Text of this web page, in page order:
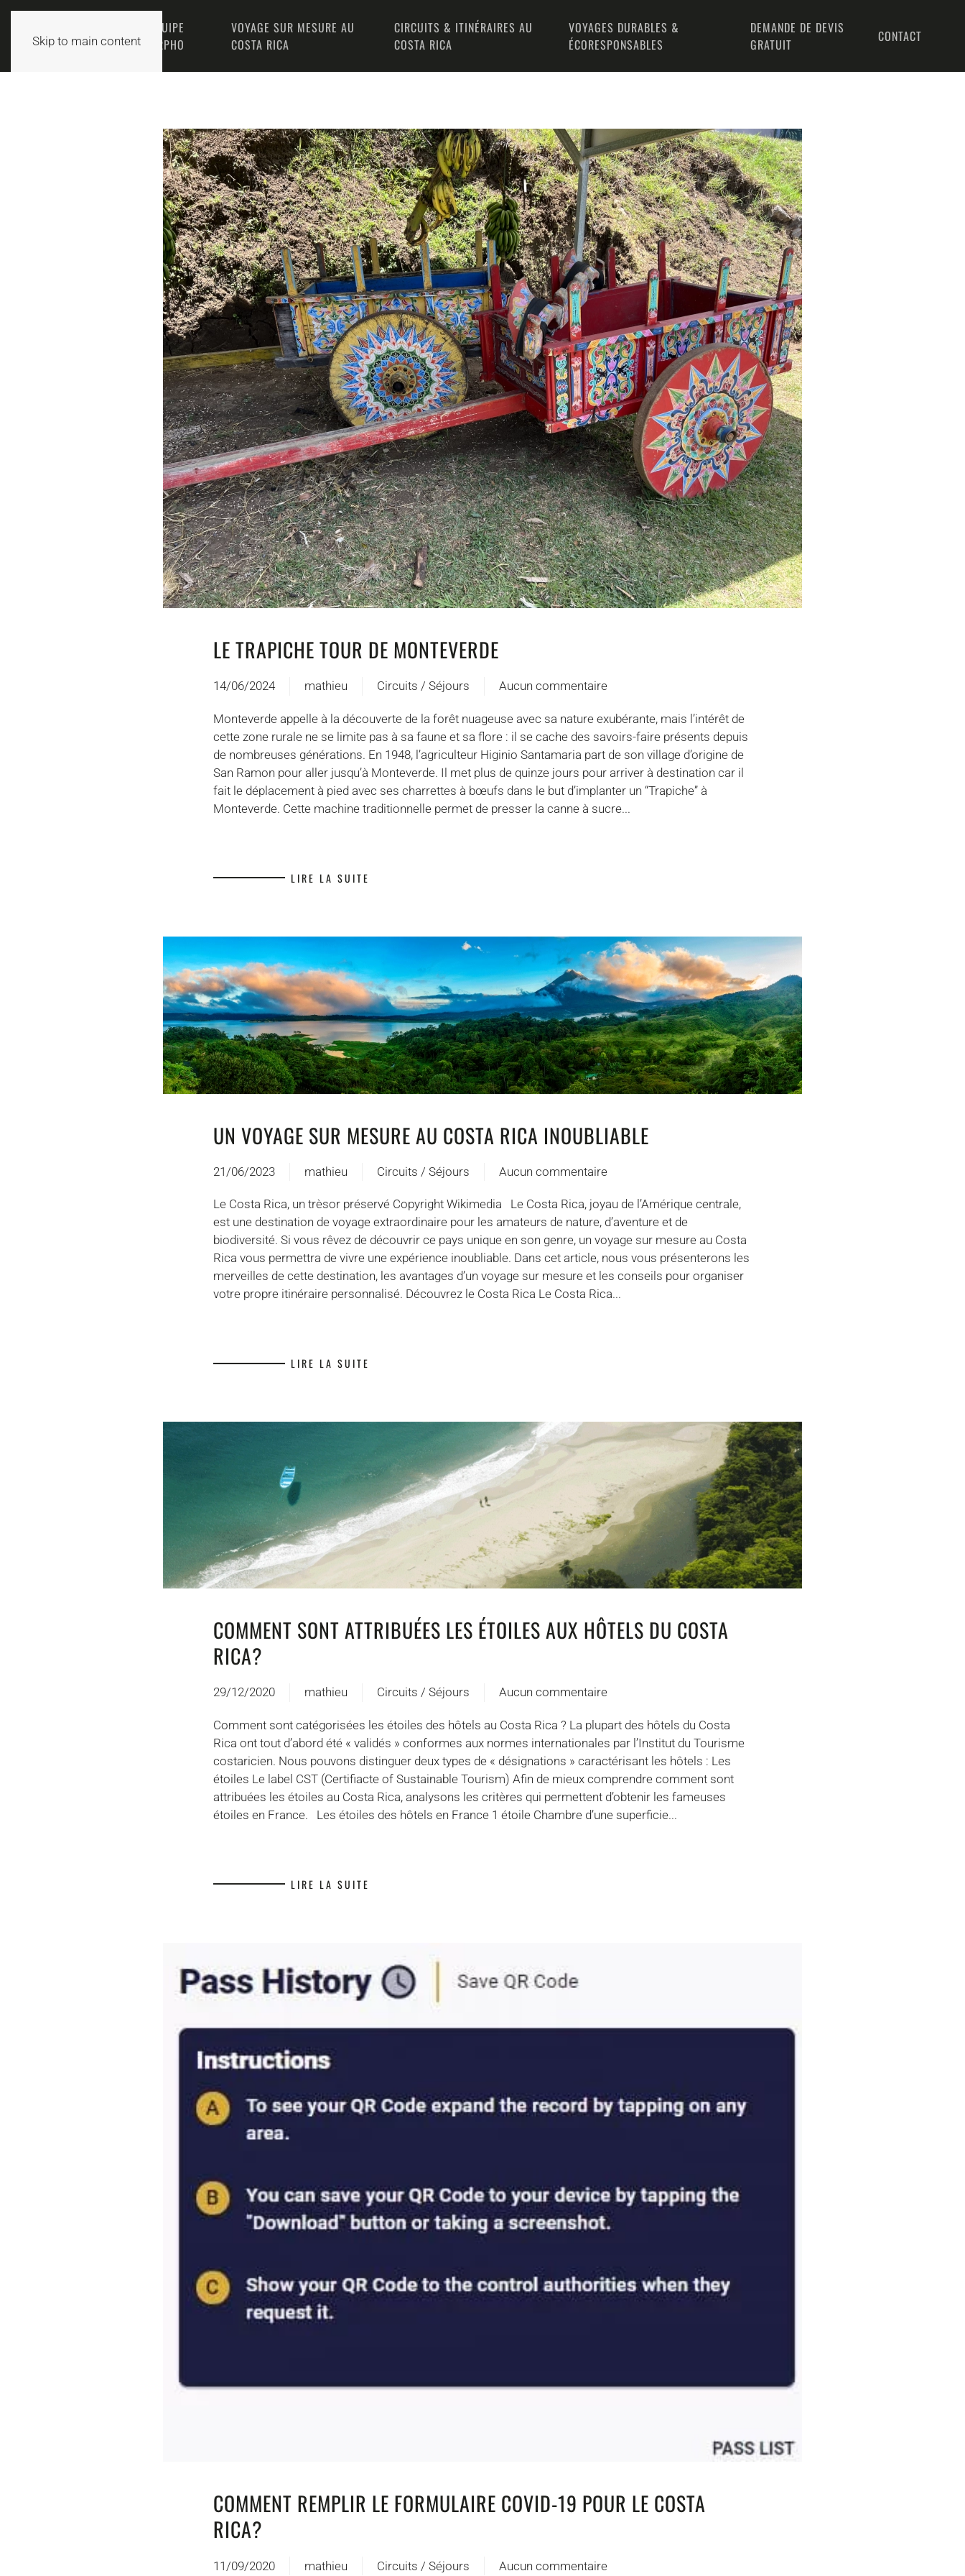
Skip to main content
ACCUEIL
L’ÉQUIPE
MORPHO
VOYAGE SUR MESURE AU
COSTA RICA
CIRCUITS & ITINÉRAIRES AU
COSTA RICA
VOYAGES DURABLES &
ÉCORESPONSABLES
DEMANDE DE DEVIS
GRATUIT
CONTACT
LE TRAPICHE TOUR DE MONTEVERDE
14/06/2024 mathieu Circuits / Séjours Aucun commentaire
sur
Trapiche
Tour
de
Monteverde
Monteverde appelle à la découverte de la forêt nuageuse avec sa nature exubérante, mais l’intérêt de
cette zone rurale ne se limite pas à sa faune et sa flore : il se cache des savoirs-faire présents depuis
de nombreuses générations. En 1948, l’agriculteur Higinio Santamaria part de son village d’origine de
San Ramon pour aller jusqu’à Monteverde. Il met plus de quinze jours pour arriver à destination car il
fait le déplacement à pied avec ses charrettes à bœufs dans le but d’implanter un “Trapiche” à
Monteverde. Cette machine traditionnelle permet de presser la canne à sucre...
LIRE LA SUITE
UN VOYAGE SUR MESURE AU COSTA RICA INOUBLIABLE
21/06/2023 mathieu Circuits / Séjours Aucun commentaire
sur
Un
Voyage
Mesure
Costa
Le Costa Rica, un trèsor préservé Copyright Wikimedia Le Costa Rica, joyau de l’Amérique centrale,
est une destination de voyage extraordinaire pour les amateurs de nature, d’aventure et de
biodiversité. Si vous rêvez de découvrir ce pays unique en son genre, un voyage sur mesure au Costa
Rica vous permettra de vivre une expérience inoubliable. Dans cet article, nous vous présenterons les
merveilles de cette destination, les avantages d’un voyage sur mesure et les conseils pour organiser
votre propre itinéraire personnalisé. Découvrez le Costa Rica Le Costa Rica...
LIRE LA SUITE
COMMENT SONT ATTRIBUÉES LES ÉTOILES AUX HÔTELS DU COSTA
RICA?
29/12/2020 mathieu Circuits / Séjours Aucun commentaire
sur
Comment
attribuées
les
étoiles
aux
Comment sont catégorisées les étoiles des hôtels au Costa Rica ? La plupart des hôtels du Costa
Rica ont tout d’abord été « validés » conformes aux normes internationales par l’Institut du Tourisme
costaricien. Nous pouvons distinguer deux types de « désignations » caractérisant les hôtels : Les
étoiles Le label CST (Certifiacte of Sustainable Tourism) Afin de mieux comprendre comment sont
attribuées les étoiles au Costa Rica, analysons les critères qui permettent d’obtenir les fameuses
étoiles en France. Les étoiles des hôtels en France 1 étoile Chambre d’une superficie...
LIRE LA SUITE
COMMENT REMPLIR LE FORMULAIRE COVID-19 POUR LE COSTA
RICA?
11/09/2020 mathieu Circuits / Séjours Aucun commentaire